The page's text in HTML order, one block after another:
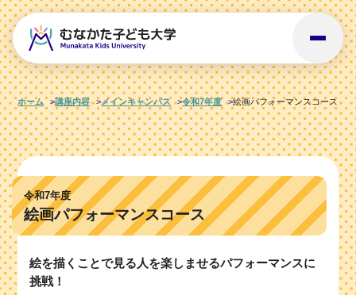
ホーム 講座内容 メインキャンパス 令和7年度 絵画パフォーマンスコース
令和7年度
絵画パフォーマンスコース
絵を描くことで見る人を楽しませるパフォーマンスに
挑戦！